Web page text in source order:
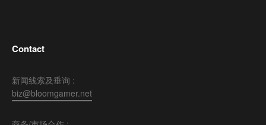
Contact
新闻线索及垂询 :
biz@bloomgamer.net